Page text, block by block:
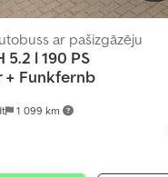
1 099 km
ar pašizgāzēju
5.2 l 190 PS
Funkfernb